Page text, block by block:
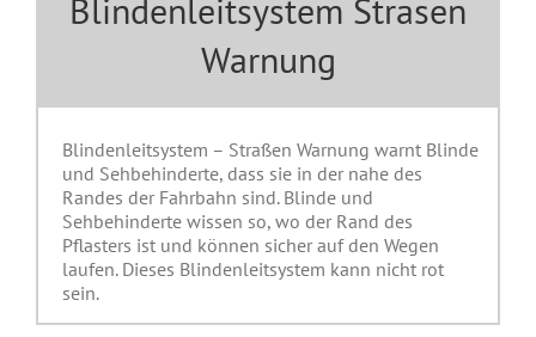
Blindenleitsystem Strasen
Warnung
Blindenleitsystem – Straßen Warnung warnt Blinde
und Sehbehinderte, dass sie in der nahe des
Randes der Fahrbahn sind. Blinde und
Sehbehinderte wissen so, wo der Rand des
Pflasters ist und können sicher auf den Wegen
laufen. Dieses Blindenleitsystem kann nicht rot
sein.